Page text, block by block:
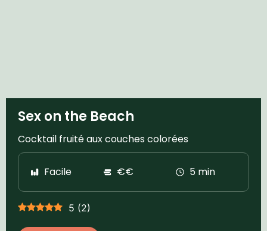
Sex on the Beach
Cocktail fruité aux couches colorées
Facile €€ 5 min
5 (2)